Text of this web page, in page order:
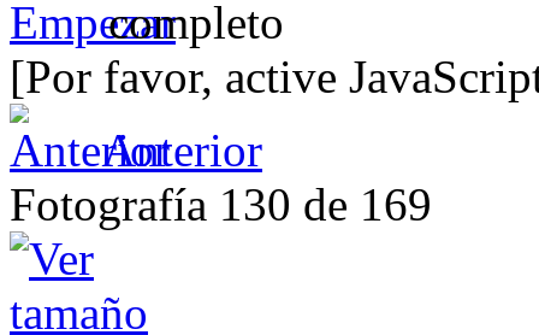
[Por favor, active
Anterior
Fotografía 130 de 169